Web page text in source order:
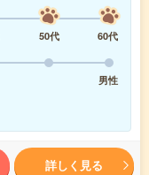
50代
60代
男性
詳しく見る